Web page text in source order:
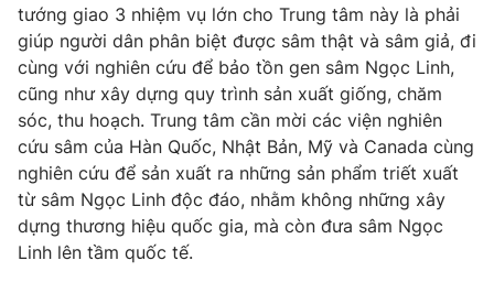
VTV Sức khoẻ Bất động sản
Thị trường 24h Tấm lòng Việt
VTV4 Vươn mình bằng AI
VTV9 VTV8
tướng giao 3 nhiệm vụ lớn cho Trung tâm này là phải
giúp người dân phân biệt được sâm thật và sâm giả, đi
cùng với nghiên cứu để bảo tồn gen sâm Ngọc Linh,
cũng như xây dựng quy trình sản xuất giống, chăm
sóc, thu hoạch. Trung tâm cần mời các viện nghiên
cứu sâm của Hàn Quốc, Nhật Bản, Mỹ và Canada cùng
nghiên cứu để sản xuất ra những sản phẩm triết xuất
từ sâm Ngọc Linh độc đáo, nhằm không những xây
dựng thương hiệu quốc gia, mà còn đưa sâm Ngọc
Linh lên tầm quốc tế.